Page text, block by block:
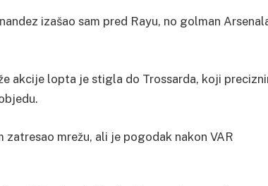
izašao sam pred Rayu, no golman
akcije lopta je stigla do Trossarda, koji
mrežu, ali je pogodak nakon VAR